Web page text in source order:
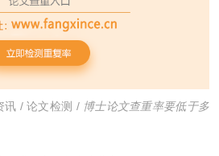
讯 / 论文检测 / 博士论文查重率要低于多